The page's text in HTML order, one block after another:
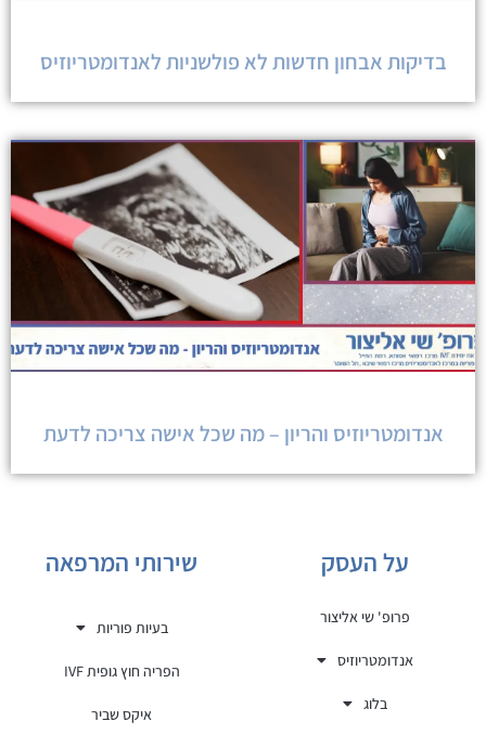
בדיקות אבחון חדשות לא פולשניות לאנדומטריוזיס
אנדומטריוזיס והריון – מה שכל אישה צריכה לדעת
על העסק
פרופ' שי אליצור
אנדומטריוזיס
בלוג
שירותי המרפאה
בעיות פוריות
הפריה חוץ גופית IVF
איקס שביר